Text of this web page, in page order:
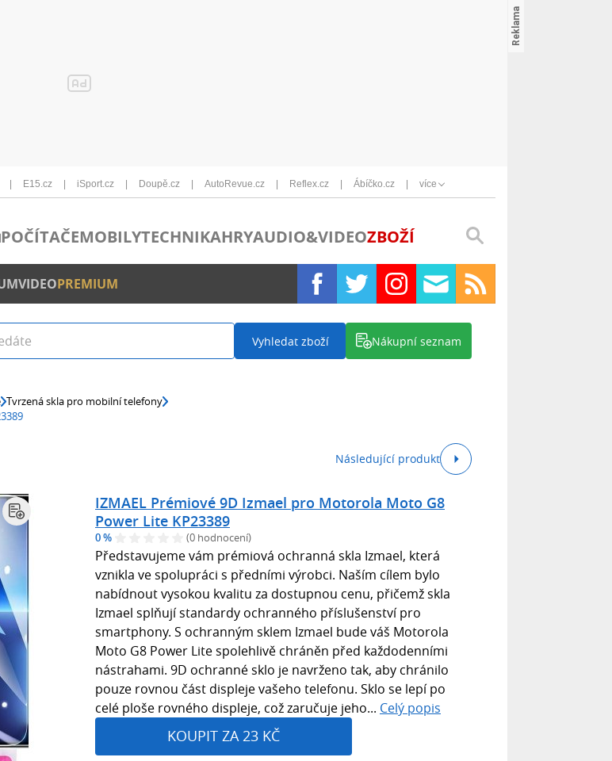
E15.cz iSport.cz Doupě.cz AutoRevue.cz Reflex.cz Ábíčko.cz více
POČÍTAČEMOBILYTECHNIKAHRYAUDIO&VIDEOZBOŽÍ
VIDEOPREMIUM
Vyhledat zboží Nákupní seznam
Tvrzená skla pro mobilní telefony
Následující produkt
IZMAEL Prémiové 9D Izmael pro Motorola Moto G8
Power Lite KP23389
0 % (0 hodnocení)
Představujeme vám prémiová ochranná skla Izmael, která
vznikla ve spolupráci s předními výrobci. Naším cílem bylo
nabídnout vysokou kvalitu za dostupnou cenu, přičemž skla
Izmael splňují standardy ochranného příslušenství pro
smartphony. S ochranným sklem Izmael bude váš Motorola
Moto G8 Power Lite spolehlivě chráněn před každodenními
nástrahami. 9D ochranné sklo je navrženo tak, aby chránilo
pouze rovnou část displeje vašeho telefonu. Sklo se lepí po
celé ploše rovného displeje, což zaručuje jeho... Celý popis
KOUPIT ZA 23 KČ